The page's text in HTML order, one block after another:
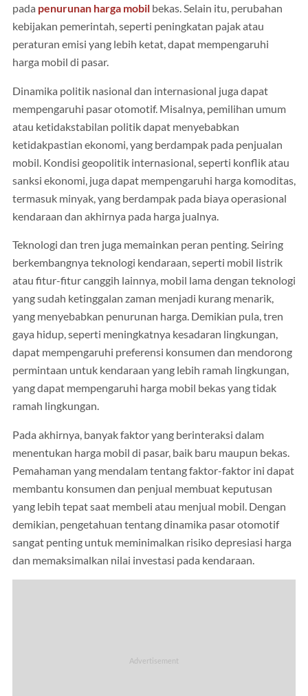
pada penurunan harga mobil bekas. Selain itu, perubahan
kebijakan pemerintah, seperti peningkatan pajak atau
peraturan emisi yang lebih ketat, dapat mempengaruhi
harga mobil di pasar.
Dinamika politik nasional dan internasional juga dapat
mempengaruhi pasar otomotif. Misalnya, pemilihan umum
atau ketidakstabilan politik dapat menyebabkan
ketidakpastian ekonomi, yang berdampak pada penjualan
mobil. Kondisi geopolitik internasional, seperti konflik atau
sanksi ekonomi, juga dapat mempengaruhi harga komoditas,
termasuk minyak, yang berdampak pada biaya operasional
kendaraan dan akhirnya pada harga jualnya.
Teknologi dan tren juga memainkan peran penting. Seiring
berkembangnya teknologi kendaraan, seperti mobil listrik
atau fitur-fitur canggih lainnya, mobil lama dengan teknologi
yang sudah ketinggalan zaman menjadi kurang menarik,
yang menyebabkan penurunan harga. Demikian pula, tren
gaya hidup, seperti meningkatnya kesadaran lingkungan,
dapat mempengaruhi preferensi konsumen dan mendorong
permintaan untuk kendaraan yang lebih ramah lingkungan,
yang dapat mempengaruhi harga mobil bekas yang tidak
ramah lingkungan.
Pada akhirnya, banyak faktor yang berinteraksi dalam
menentukan harga mobil di pasar, baik baru maupun bekas.
Pemahaman yang mendalam tentang faktor-faktor ini dapat
membantu konsumen dan penjual membuat keputusan
yang lebih tepat saat membeli atau menjual mobil. Dengan
demikian, pengetahuan tentang dinamika pasar otomotif
sangat penting untuk meminimalkan risiko depresiasi harga
dan memaksimalkan nilai investasi pada kendaraan.